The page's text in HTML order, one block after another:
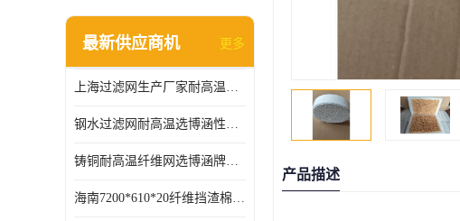
最新供应商机 更多
上海过滤网生产厂家耐高温可定制供应及时
钢水过滤网耐高温选博涵性能稳定价格合适
铸铜耐高温纤维网选博涵牌质量稳定
海南7200*610*20纤维挡渣棉耐高温
产品描述